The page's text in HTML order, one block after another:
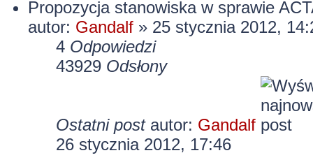
Propozycja stanowiska w sprawie
autor: Gandalf » 25 stycznia 2012,
4 Odpowiedzi
43929 Odsłony
Ostatni post autor: Gandalf
26 stycznia 2012, 17:46